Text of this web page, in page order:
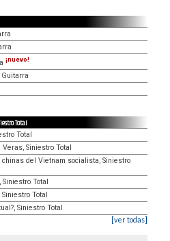
¡nuevo!
Total
Total
Veras, Siniestro Total
chinas del Vietnam socialista, Siniestro
Total
Total
Siniestro Total
[ver todas]